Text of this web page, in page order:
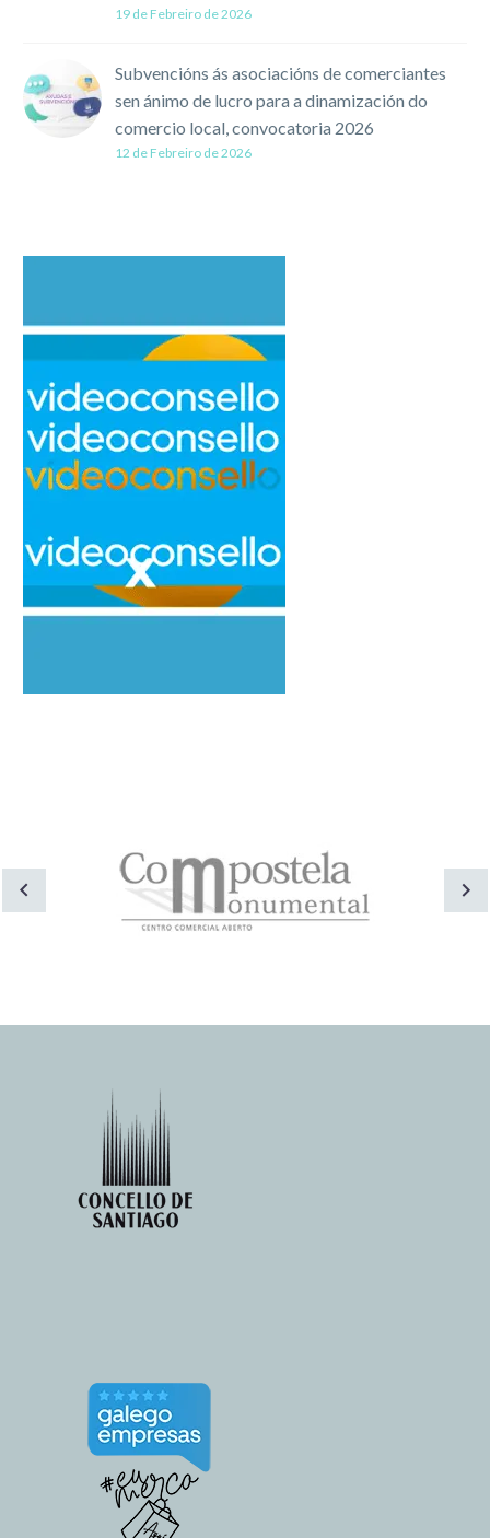
19 de Febreiro de 2026
Subvencións ás asociacións de comerciantes
sen ánimo de lucro para a dinamización do
comercio local, convocatoria 2026
12 de Febreiro de 2026